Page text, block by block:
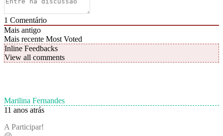
1 Comentário
Mais antigo
Mais recente Most Voted
Inline Feedbacks
View all comments
Marilina Fernandes
11 anos atrás
A Participar!